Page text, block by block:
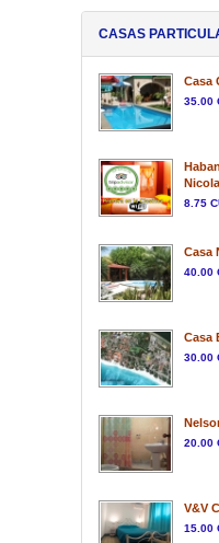
CASAS
Casa
35.00
8.75
Casa
40.00
Casa
30.00
20.00
V&V
15.00